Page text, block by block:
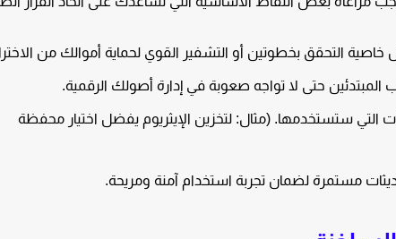
التحقق بخطوتين أو التشفير القوي لحماية أموالك من
حتى لا تواجه صعوبة في إدارة أصولك الرقمية.
التي ستستخدمها. (مثال: لتخزين الإيثريوم يفضل اختيار محفظة
مستمرة لضمان تجربة استخدام آمنة ومريحة.